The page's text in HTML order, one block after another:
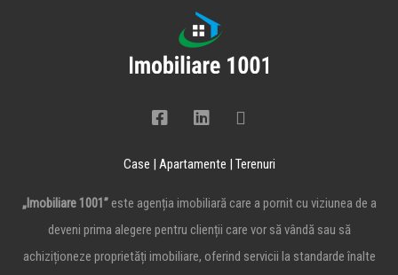
Case | Apartamente | Terenuri
„Imobiliare 1001”este agenția imobiliară care a pornit cu viziunea de a
deveni prima alegere pentru clienții care vor să vândă sau să
achiziționeze proprietăți imobiliare, oferind servicii la standarde înalte